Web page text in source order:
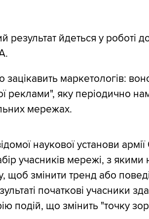
йдеться у роботі
маркетологів:
реклами", яку періодично
мережах.
наукової установи
учасників мережі, з якими
змінити тренд або
початкові учасники
подій, що змінить "точку